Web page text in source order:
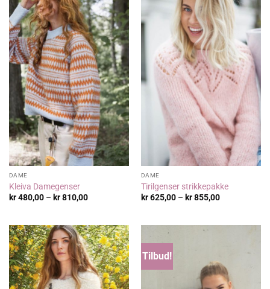
DAME
Kleiva Damegenser
kr480,00 – kr810,00Prisområde:
DAME
Tirilgenser strikkepakke
kr625,00 – kr855,00Prisområde:
Tilbud!